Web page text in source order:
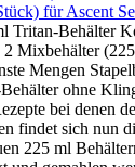
für Ascent
Tritan-Behälter
Mixbehälter
Mengen
ohne
bei denen
findet sich nun
225 ml